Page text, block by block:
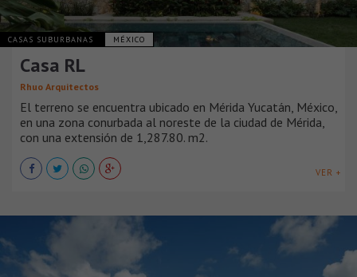
CASAS SUBURBANAS MÉXICO
Casa RL
Rhuo Arquitectos
El terreno se encuentra ubicado en Mérida Yucatán, México,
en una zona conurbada al noreste de la ciudad de Mérida,
con una extensión de 1,287.80. m2.
VER +